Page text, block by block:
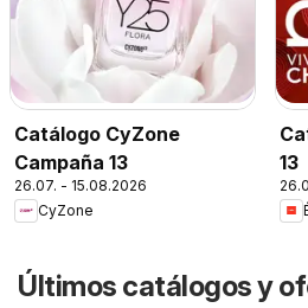
Catálogo CyZone
Campaña 13
26.07. - 15.08.2026
CyZone
13
Últimos catálogos y